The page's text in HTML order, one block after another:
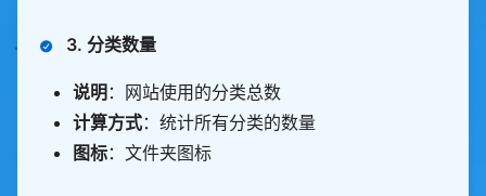
3. 分类数量
说明 ：网站使用的分类总数
计算方式：统计所有分类的数量
图标：文件夹图标